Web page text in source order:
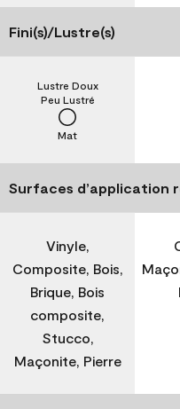
Fini(s)/Lustre(s)
Mat
Peu Lustré
Lustre Doux
Surfaces d’application
Vinyle,
Composite, Bois,
Brique, Bois
composite,
Stucco,
Maçonite, Pierre